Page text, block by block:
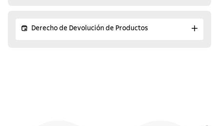
Derecho de Devolución de Productos